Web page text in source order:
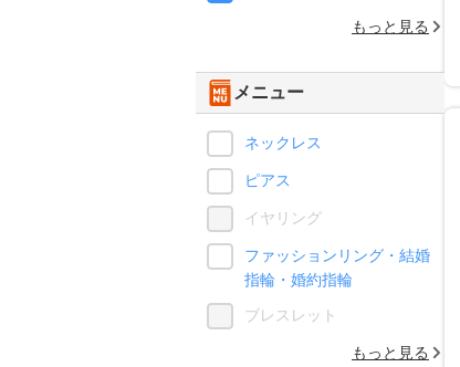
もっと見る
メニュー
ネックレス
ピアス
イヤリング
ファッションリング・結婚
指輪・婚約指輪
ブレスレット
もっと見る